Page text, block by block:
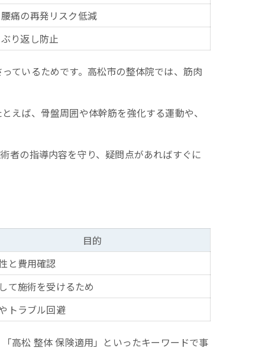
腰痛の再発リスク低減
ぶり返し防止
ているためです。高松市の整体院では、筋肉
えば、骨盤周囲や体幹筋を強化する運動や、
者の指導内容を守り、疑問点があればすぐに
目的
と費用確認
て施術を受けるため
トラブル回避
高松 整体 保険適用」といったキーワードで事